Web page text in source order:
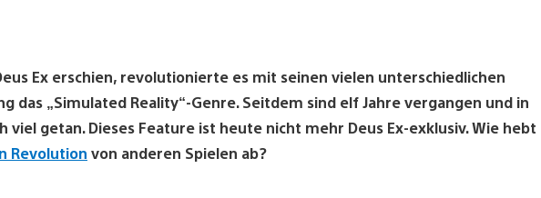
Ex erschien, revolutionierte es mit seinen vielen unterschiedlichen
das „Simulated Reality“-Genre. Seitdem sind elf Jahre vergangen und in
viel getan. Dieses Feature ist heute nicht mehr Deus Ex-exklusiv. Wie hebt
Revolution von anderen Spielen ab?